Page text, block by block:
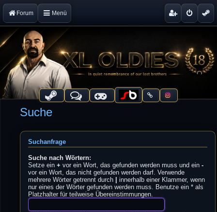
Forum Menü
Suche
Suchanfrage
Suche nach Wörtern:
Setze ein+ vor ein Wort, das gefunden werden muss und ein-
vor ein Wort, das nicht gefunden werden darf. Verwende
mehrere Wörter getrennt durch
innerhalb einer Klammer, wenn
nur eines der Wörter gefunden werden muss. Benutze ein * als
Platzhalter für teilweise Übereinstimmungen.